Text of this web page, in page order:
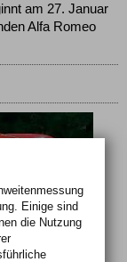
am 27. Januar
Alfa Romeo
in Paris
Romeo in einer
8C
Einige sind
die Nutzung